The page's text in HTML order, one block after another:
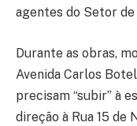
agentes do Setor
Durante as obras,
Avenida Carlos
precisam “subir” à
direção à Rua 15 de